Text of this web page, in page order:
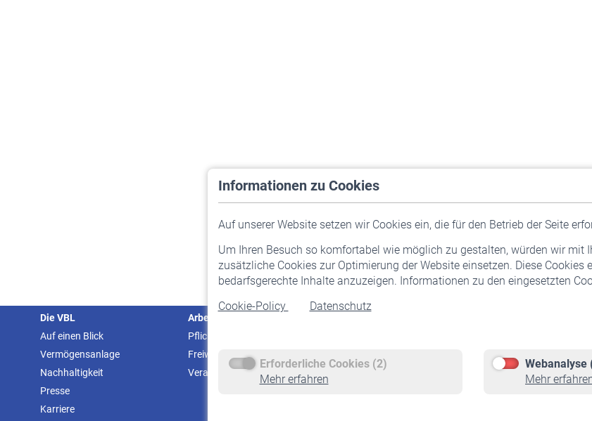
Informationen zu Cookies
Auf unserer Website setzen wir Cookies ein, die für den Betrieb der Seite
Um Ihren Besuch so komfortabel wie möglich zu gestalten, würden wir mit
zusätzliche Cookies zur Optimierung der Website einsetzen. Diese Cookies
bedarfsgerechte Inhalte anzuzeigen. Informationen zu den eingesetzten
Cookie-Policy
Datenschutz
Erforderliche Cookies (2)
Mehr erfahren
Webanalyse
Mehr
Die VBL
Auf einen Blick
Vermögensanlage
Nachhaltigkeit
Presse
Karriere
Arbeitgeber
Pflichtversicherung
Freiwillige Versicherung
Veranstaltungen
Staatliche Förderung
Rente beantragen
Rentenauszahlung